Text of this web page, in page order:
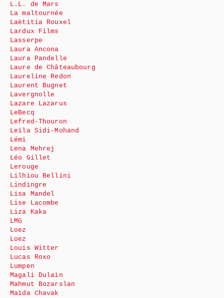
L.L. de Mars
La maltournée
Laëtitia Rouxel
Lardux Films
Lasserpe
Laura Ancona
Laura Pandelle
Laure de Châteaubourg
Laureline Redon
Laurent Bugnet
Lavergnolle
Lazare Lazarus
LeBecq
Lefred-Thouron
Leïla Sidi-Mohand
Lémi
Lena Mehrej
Léo Gillet
Lerouge
Lilhiou Bellini
Lindingre
Lisa Mandel
Lise Lacombe
Liza Kaka
LMG
Loez
Loez
Louis Witter
Lucas Roxo
Lumpen
Magali Dulain
Mahmut Bozarslan
Maïda Chavak